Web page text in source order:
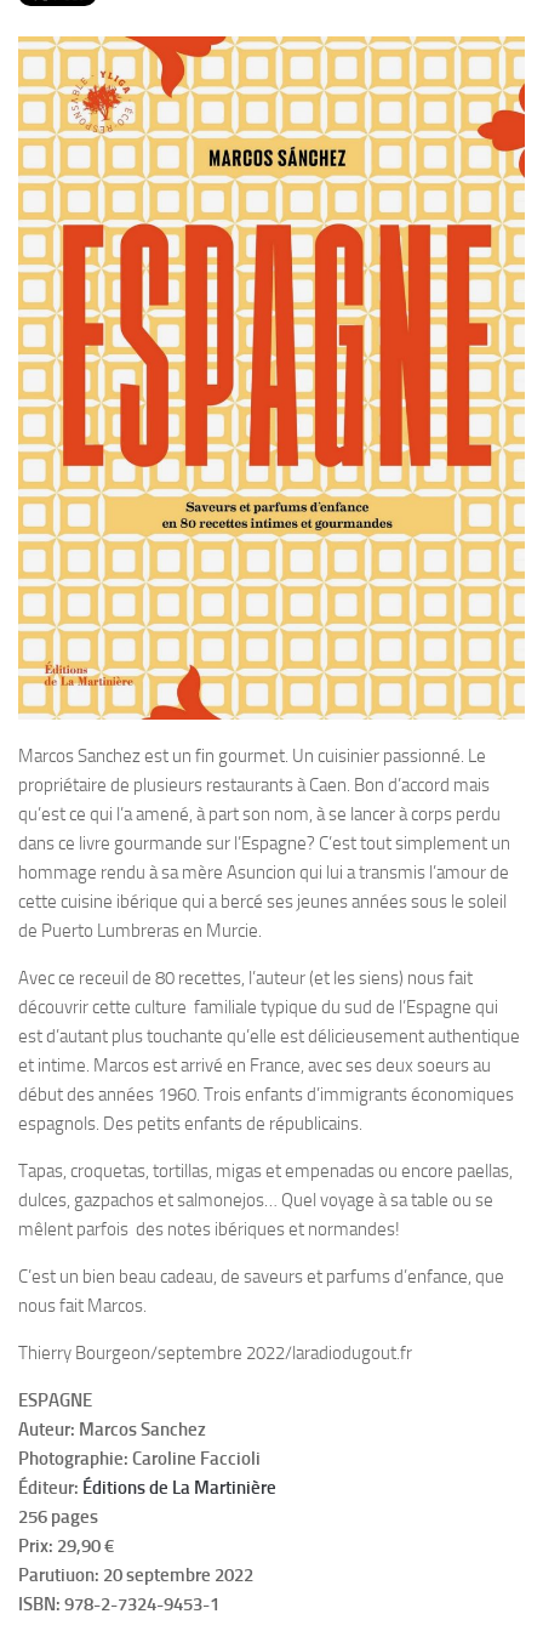
PRODUITS
RECETTES
Entrées
Plats
Desserts
Sauces
Marcos Sanchez est un fin gourmet. Un cuisinier passionné. Le
propriétaire de plusieurs restaurants à Caen. Bon d’accord mais
qu’est ce qui l’a amené, à part son nom, à se lancer à corps perdu
dans ce livre gourmande sur l’Espagne? C’est tout simplement un
hommage rendu à sa mère Asuncion qui lui a transmis l’amour de
cette cuisine ibérique qui a bercé ses jeunes années sous le soleil
de Puerto Lumbreras en Murcie.
Avec ce receuil de 80 recettes, l’auteur (et les siens) nous fait
découvrir cette culture familiale typique du sud de l’Espagne qui
est d’autant plus touchante qu’elle est délicieusement authentique
et intime. Marcos est arrivé en France, avec ses deux soeurs au
début des années 1960. Trois enfants d’immigrants économiques
espagnols. Des petits enfants de républicains.
Tapas, croquetas, tortillas, migas et empenadas ou encore paellas,
dulces, gazpachos et salmonejos… Quel voyage à sa table ou se
mêlent parfois des notes ibériques et normandes!
C’est un bien beau cadeau, de saveurs et parfums d’enfance, que
nous fait Marcos.
Thierry Bourgeon/septembre 2022/laradiodugout.fr
ESPAGNE
Auteur: Marcos Sanchez
Photographie: Caroline Faccioli
Éditeur: Éditions de La Martinière
256 pages
Prix: 29,90 €
Parutiuon: 20 septembre 2022
ISBN: 978-2-7324-9453-1